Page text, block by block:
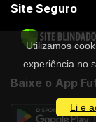
Site Seguro
Baixe o App
Utilizamos
experiência no
Li e